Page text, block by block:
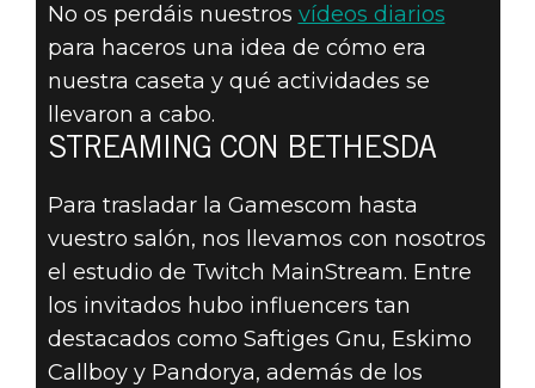
No os perdáis nuestros vídeos diarios
para haceros una idea de cómo era
nuestra caseta y qué actividades se
llevaron a cabo.
STREAMING CON BETHESDA
Para trasladar la Gamescom hasta
vuestro salón, nos llevamos con nosotros
el estudio de Twitch MainStream. Entre
los invitados hubo influencers tan
destacados como Saftiges Gnu, Eskimo
Callboy y Pandorya, además de los